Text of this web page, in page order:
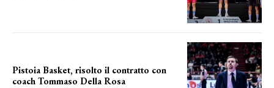
Pistoia Basket, risolto il contratto con
coach Tommaso Della Rosa